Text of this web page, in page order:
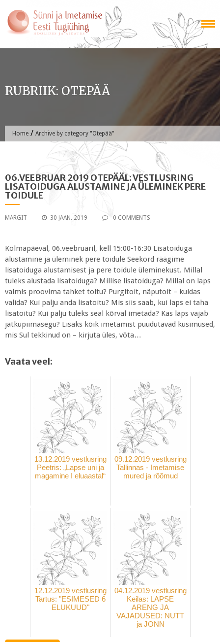
content
RUBRIIK: OTEPÄÄ
Home / Archive by category "Otepää"
06.VEEBRUAR 2019 OTEPÄÄL: VESTLUSRING
LISATOIDUGA ALUSTAMINE JA ÜLEMINEK PERE
TOIDULE
MARGIT 30 JAAN. 2019 0 COMMENTS
Kolmapäeval, 06.veebruaril, kell 15:00-16:30 Lisatoiduga
alustamine ja üleminek pere toidule Seekord räägime
lisatoiduga alustamisest ja pere toidule üleminekust. Millal
tuleks alustada lisatoiduga? Millise lisatoiduga? Millal on laps
valmis proovima tahket toitu? Purgitoit, näputoit – kuidas
valida? Kui palju anda lisatoitu? Mis siis saab, kui laps ei taha
lisatoitu? Kui palju tuleks seal kõrval imetada? Kas laps vajab
jätkupiimasegu? Lisaks kõik imetamist puudutavad küsimused,
mis Sul tekkinud on – kirjuta üles, võta…
Vaata veel:
13.12.2019 vestlusring
Peetris: „Lapse uni ja
magamine I eluaastal“
09.12.2019 vestlusring
Tallinnas - Imetamise
mured ja rõõmud
12.12.2019 vestlusring
Tartus: "ESIMESED 6
ELUKUUD"
04.12.2019 vestlusring
Keilas: LAPSE
ARENG JA
VAJADUSED: NUTT
ja JONN